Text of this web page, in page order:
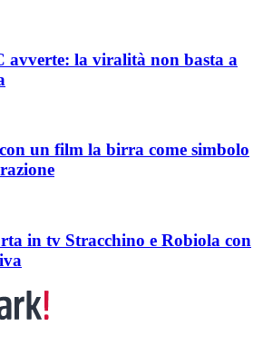
avverte: la viralità non basta a
un film la birra come simbolo
in tv Stracchino e Robiola con